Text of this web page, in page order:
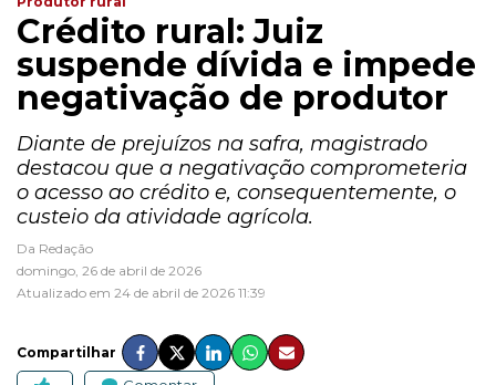
Crédito rural: Juiz
suspende dívida e impede
negativação de produtor
Diante de prejuízos na safra, magistrado
destacou que a negativação comprometeria
o acesso ao crédito e, consequentemente, o
custeio da atividade agrícola.
Da Redação
domingo, 26 de abril de 2026
Atualizado em 24 de abril de 2026 11:39
Compartilhar